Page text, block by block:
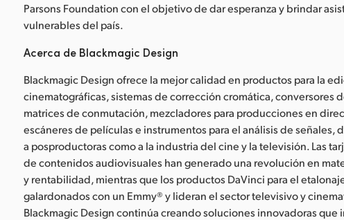
Parsons Foundation con el objetivo de dar esperanza y brindar
vulnerables del país.
Acerca de Blackmagic Design
Blackmagic Design ofrece la mejor calidad en productos para la
cinematográficas, sistemas de corrección cromática, conversores
matrices de conmutación, mezcladores para producciones en
escáneres de películas e instrumentos para el análisis de señales,
a posproductoras como a la industria del cine y la televisión. Las
de contenidos audiovisuales han generado una revolución en
y rentabilidad, mientras que los productos DaVinci para el
galardonados con un Emmy® y lideran el sector televisivo y
Blackmagic Design continúa creando soluciones innovadoras que